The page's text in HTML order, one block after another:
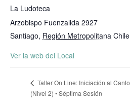
La Ludoteca
Arzobispo Fuenzalida 2927
Santiago, Región Metropolitana Chile
Ver la web del Local
Taller On Line: Iniciación al Canto
(Nivel 2) • Séptima Sesión